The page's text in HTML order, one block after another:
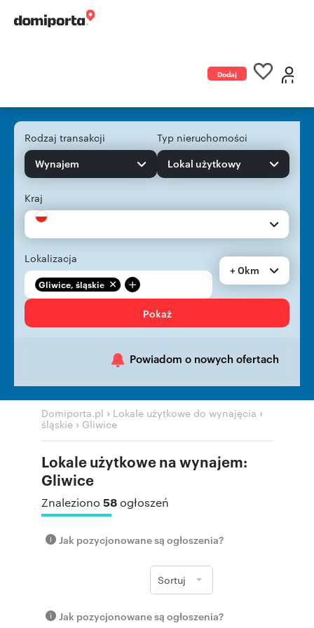
Dodaj
Rodzaj transakcji
Wynajem
Typ nieruchomości
Lokal użytkowy
Kraj
Lokalizacja
Gliwice, śląskie +
+ 0km
Pokaż
Powiadom o nowych ofertach
Domiporta.pl › Lokale użytkowe do wynajęcia ›
śląskie › Gliwice
Lokale użytkowe na wynajem:
Gliwice
Znaleziono 58ogłoszeń
Jak pozycjonowane są ogłoszenia?
Sortuj
Jak pozycjonowane są ogłoszenia?